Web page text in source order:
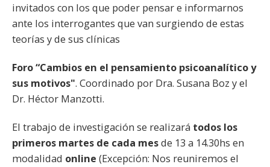
invitados con los que poder pensar e informarnos
ante los interrogantes que van surgiendo de estas
teorías y de sus clínicas
Foro “Cambios en el pensamiento psicoanalítico y
sus motivos". Coordinado por Dra. Susana Boz y el
Dr. Héctor Manzotti.
El trabajo de investigación se realizará todos los
primeros martes de cada mesde 13 a 14.30hs en
modalidad online (Excepción: Nos reuniremos el